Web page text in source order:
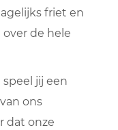
friet en
de hele
jij een
ons
dat onze